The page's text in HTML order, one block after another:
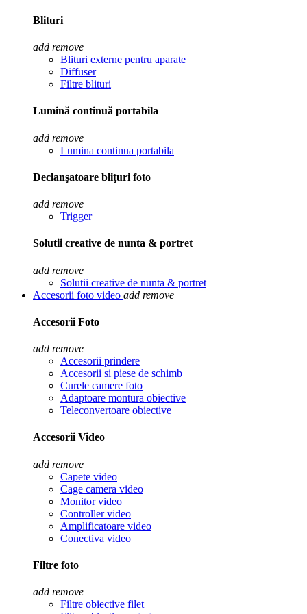
Blituri
add remove
Blituri externe pentru aparate
Diffuser
Filtre blituri
Lumină continuă portabila
add remove
Lumina continua portabila
Declanşatoare bliţuri foto
add remove
Trigger
Solutii creative de nunta & portret
add remove
Solutii creative de nunta & portret
Accesorii foto video add remove
Accesorii Foto
add remove
Accesorii prindere
Accesorii si piese de schimb
Curele camere foto
Adaptoare montura obiective
Teleconvertoare obiective
Accesorii Video
add remove
Capete video
Cage camera video
Monitor video
Controller video
Amplificatoare video
Conectiva video
Filtre foto
add remove
Filtre obiective filet